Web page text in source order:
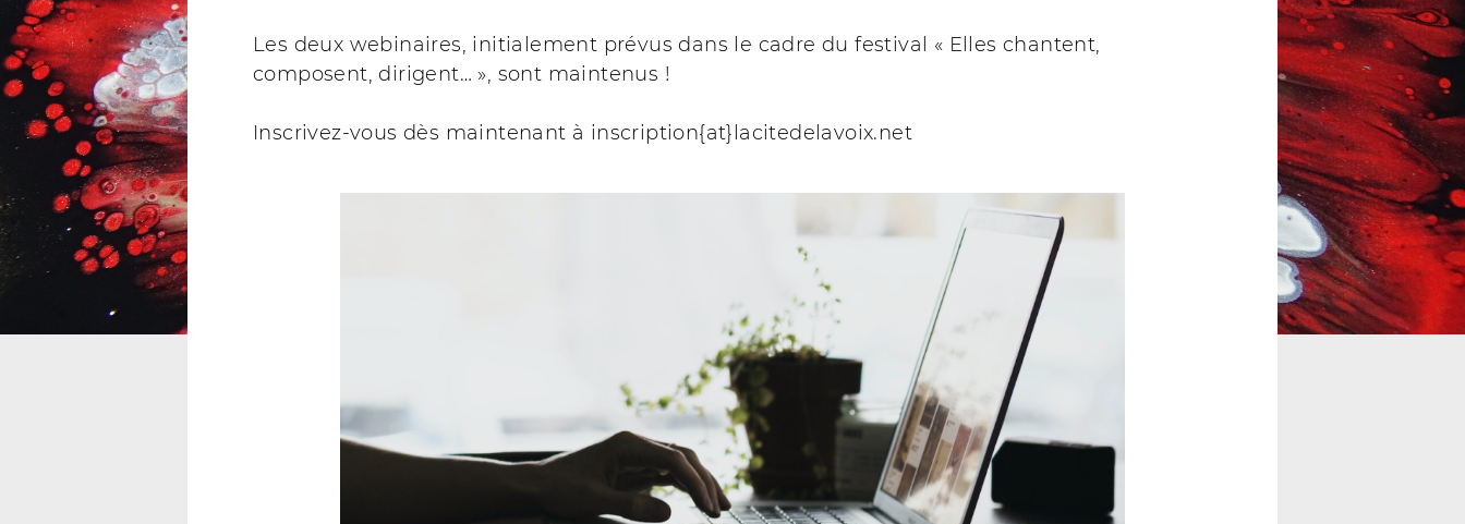
Les deux webinaires, initialement prévus dans le cadre du festival « Elles chantent,
composent, dirigent… », sont maintenus !
Inscrivez-vous dès maintenant à inscription{at}lacitedelavoix.net